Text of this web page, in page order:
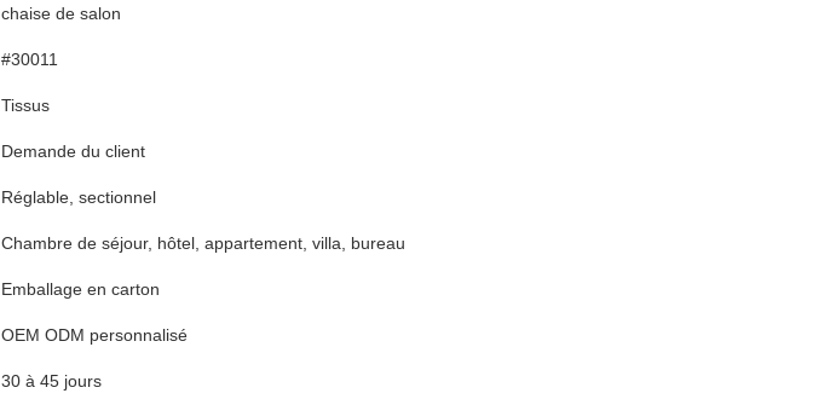
chaise de salon
#30011
Tissus
Demande du client
Réglable, sectionnel
Chambre de séjour, hôtel, appartement, villa, bureau
Emballage en carton
OEM ODM personnalisé
30 à 45 jours